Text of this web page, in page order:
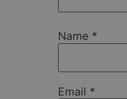
Name *
Email *